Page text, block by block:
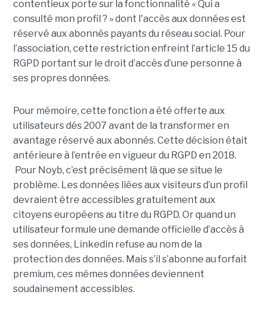
contentieux porte sur la fonctionnalité « Qui a
consulté mon profil ? » dont l'accès aux données est
réservé aux abonnés payants du réseau social. Pour
l’association, cette restriction enfreint l’article 15 du
RGPD portant sur le droit d’accès d’une personne à
ses propres données.
Pour mémoire, cette fonction a été offerte aux
utilisateurs dés 2007 avant de la transformer en
avantage réservé aux abonnés. Cette décision était
antérieure à l’entrée en vigueur du RGPD en 2018.
Pour Noyb, c’est précisément là que se situe le
problème. Les données liées aux visiteurs d’un profil
devraient être accessibles gratuitement aux
citoyens européens au titre du RGPD. Or quand un
utilisateur formule une demande officielle d’accès à
ses données, Linkedin refuse au nom de la
protection des données. Mais s’il s’abonne au forfait
premium, ces mêmes données deviennent
soudainement accessibles.